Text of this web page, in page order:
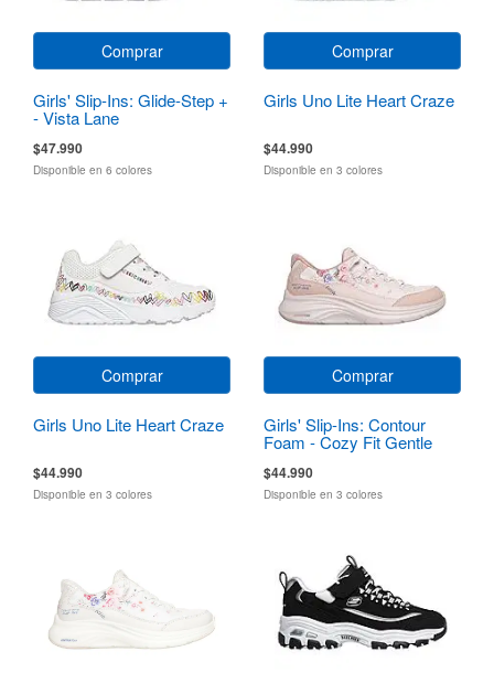
Comprar
Girls' Slip-Ins: Glide-Step +
- Vista Lane
$47.990
Disponible en 6 colores
Comprar
Girls Uno Lite Heart Craze
$44.990
Disponible en 3 colores
Comprar
Girls Uno Lite Heart Craze
$44.990
Disponible en 3 colores
Comprar
Girls' Slip-Ins: Contour
Foam - Cozy Fit Gentle
$44.990
Disponible en 3 colores